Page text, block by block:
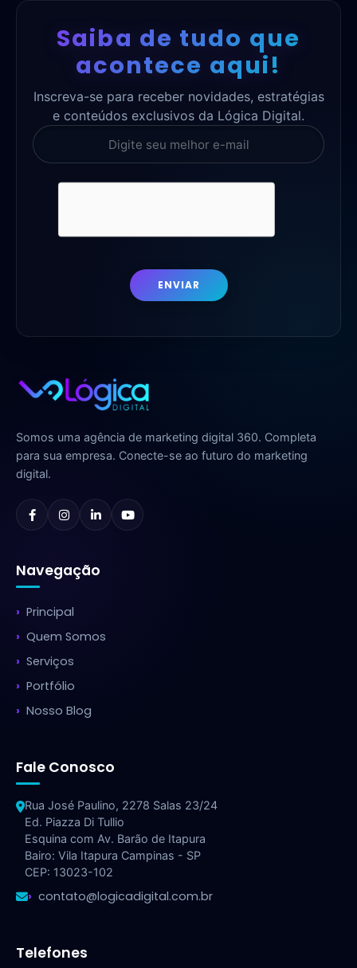
Saiba de tudo que
acontece aqui!
Inscreva-se para receber novidades, estratégias
e conteúdos exclusivos da Lógica Digital.
ENVIAR
Somos uma agência de marketing digital 360. Completa
para sua empresa. Conecte-se ao futuro do marketing
digital.
Navegação
Principal
Quem Somos
Serviços
Portfólio
Nosso Blog
Fale Conosco
Rua José Paulino, 2278 Salas 23/24
Ed. Piazza Di Tullio
Esquina com Av. Barão de Itapura
Bairo: Vila Itapura Campinas - SP
CEP: 13023-102
contato@logicadigital.com.br
Telefones